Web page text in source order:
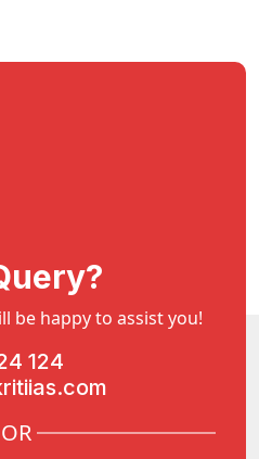
be happy to assist you!
124
OR